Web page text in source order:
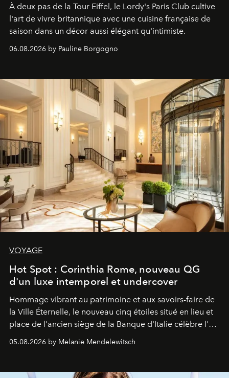
À deux pas de la Tour Eiffel, le Lordy's Paris Club cultive
l'art de vivre britannique avec une cuisine française de
saison dans un décor aussi élégant qu'intimiste.
06.08.2026 by Pauline Borgogno
VOYAGE
Hot Spot : Corinthia Rome, nouveau QG
d'un luxe intemporel et undercover
Hommage vibrant au patrimoine et aux savoirs-faire de
la Ville Éternelle, le nouveau cinq étoiles situé en lieu et
place de l'ancien siège de la Banque d'Italie célèbre l'art
de vivre Romain dans toute son élégance intemporelle.
05.08.2026 by Melanie Mendelewitsch